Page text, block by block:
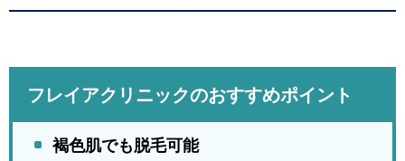
フレイアクリニックのおすすめポイント
褐色肌でも脱毛可能